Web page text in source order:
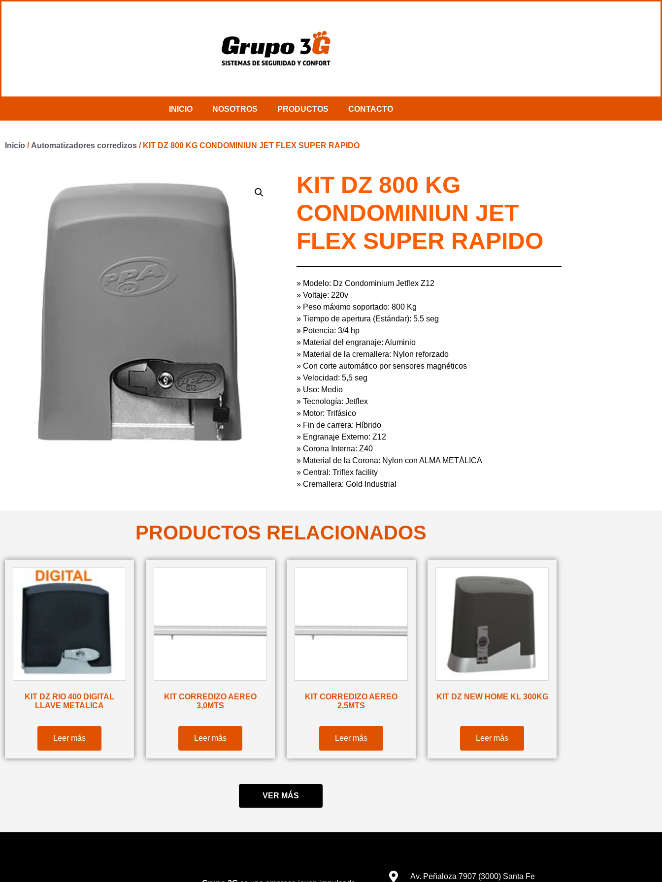
INICIO NOSOTROS PRODUCTOS CONTACTO
Inicio / Automatizadores corredizos / KIT DZ 800 KG CONDOMINIUN JET FLEX SUPER RAPIDO
KIT DZ 800 KG
CONDOMINIUN JET
FLEX SUPER RAPIDO
» Modelo: Dz Condominium Jetflex Z12
» Voltaje: 220v
» Peso máximo soportado: 800 Kg
» Tiempo de apertura (Estándar): 5,5 seg
» Potencia: 3/4 hp
» Material del engranaje: Aluminio
» Material de la cremallera: Nylon reforzado
» Con corte automático por sensores magnéticos
» Velocidad: 5,5 seg
» Uso: Medio
» Tecnología: Jetflex
» Motor: Trifásico
» Fin de carrera: Híbrido
» Engranaje Externo: Z12
» Corona Interna: Z40
» Material de la Corona: Nylon con ALMA METÁLICA
» Central: Triflex facility
» Cremallera: Gold Industrial
PRODUCTOS RELACIONADOS
KIT DZ RIO 400 DIGITAL
LLAVE METALICA
Leer más
KIT CORREDIZO AEREO
3,0MTS
Leer más
KIT CORREDIZO AEREO
2,5MTS
Leer más
KIT DZ NEW HOME KL 300KG
Leer más
VER MÁS
Av. Peñaloza 7907 (3000) Santa Fe